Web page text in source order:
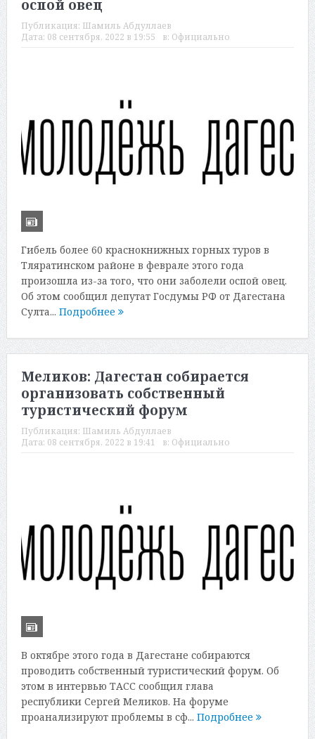
оспой овец
Публикация: Шамиль Абдуллаев
Дата: 08 сентября, 2022 в 19:55 в: Официально
Гибель более 60 краснокнижных горных туров в
Тляратинском районе в феврале этого года
произошла из-за того, что они заболели оспой овец.
Об этом сообщил депутат Госдумы РФ от Дагестана
Султа... Подробнее
Меликов: Дагестан собирается
организовать собственный
туристический форум
Публикация: Шамиль Абдуллаев
Дата: 08 сентября, 2022 в 19:41 в: Официально
В октябре этого года в Дагестане собираются
проводить собственный туристический форум. Об
этом в интервью ТАСС сообщил глава
республики Сергей Меликов. На форуме
проанализируют проблемы в сф... Подробнее